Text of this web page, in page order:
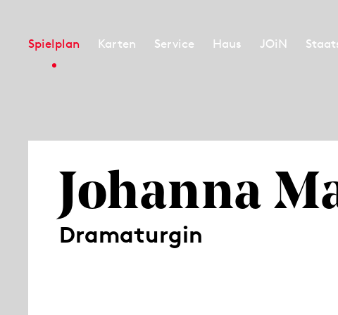
Spielplan Karten Service Haus JOiN
Johanna
Dramaturgin